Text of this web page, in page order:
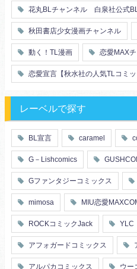
花丸BLチャンネル 白泉社公式
秋田書店少女漫画チャンネル
動く！TL漫画 恋愛MAX
恋愛宣言【秋水社の人気TLコミッ
レーベルで探す
BL宣言 caramel
G－Lishcomics
Gファンタジーコミックス
mimosa MIU恋愛
ROCKコミックJack YLC
アフォガードコミックス
アルパカコミックス ウー